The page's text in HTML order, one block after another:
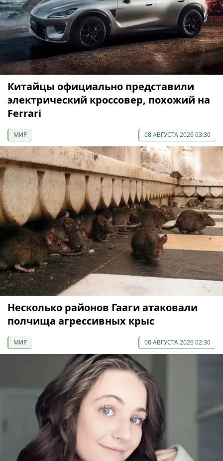
Китайцы официально представили
электрический кроссовер, похожий на
Ferrari
МИР 08 АВГУСТА 2026 03:30
Несколько районов Гааги атаковали
полчища агрессивных крыс
МИР 08 АВГУСТА 2026 02:30